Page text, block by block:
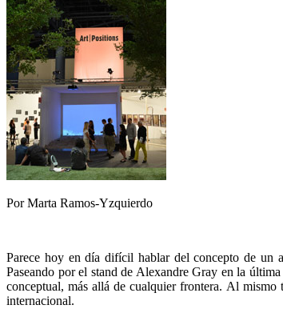
Por Marta Ramos-Yzquierdo
Parece hoy en día difícil hablar del concepto de un
Paseando por el stand de Alexandre Gray en la
conceptual, más allá de cualquier frontera. Al mismo
internacional.